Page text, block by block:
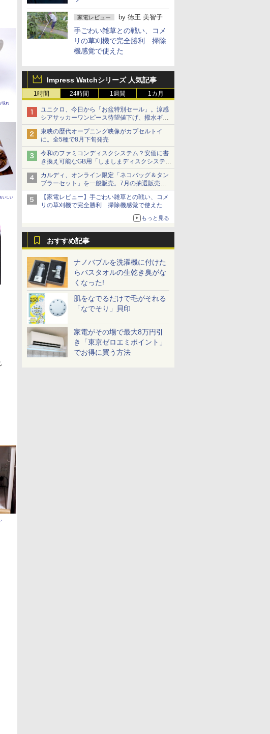
家電レビュー by 徳王 美智子
手ごわい雑草との戦い、コメ
リの草刈機で完全勝利 掃除
機感覚で使えた
Impress Watchシリーズ 人気記事
1時間 24時間 1週間 1カ月
ユニクロ、今日から「お盆特別セール」。涼感
シアサッカーワンピース待望値下げ、撥水ギア
ショーツは1990円に
東映の歴代オープニング映像がカプセルトイ
に。全5種で8月下旬発売
令和のファミコンディスクシステム？安価に書
き換え可能なGB用「しましまディスクシステ
ム」
カルディ、オンライン限定「ネコバッグ＆タン
ブラーセット」を一般販売。7月の抽選販売の
当選無効分
【家電レビュー】手ごわい雑草との戦い、コメ
リの草刈機で完全勝利 掃除機感覚で使えた
もっと見る
おすすめ記事
ナノバブルを洗濯機に付けた
らバスタオルの生乾き臭がな
くなった!
肌をなでるだけで毛がそれる
「なでそり」貝印
家電がその場で最大8万円引
き「東京ゼロエミポイント」
でお得に買う方法
現れ
いしい